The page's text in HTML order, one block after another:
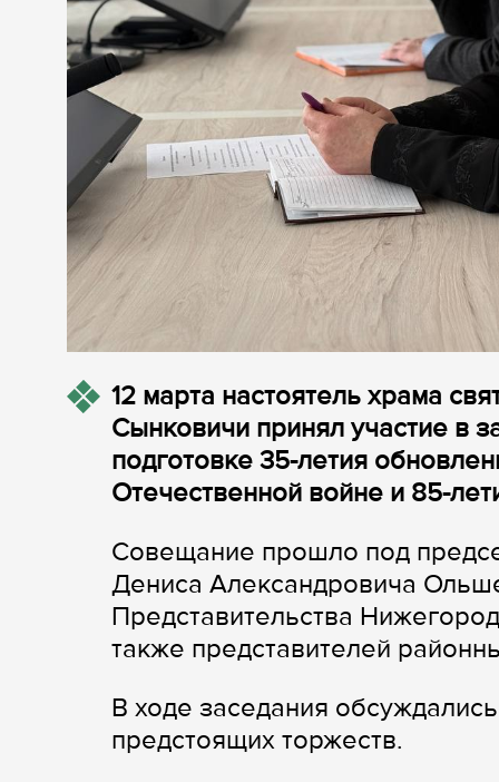
12 марта настоятель храма
Сынковичи принял участие в
подготовке 35-летия
Отечественной войне и 85-
Совещание прошло под
Дениса Александровича
Представительства
также представителей
В ходе заседания
предстоящих торжеств.